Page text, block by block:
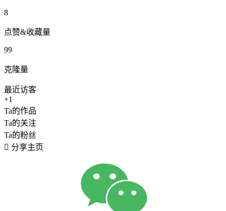
8
点赞&收藏量
99
克隆量
最近访客
+1
Ta的作品
Ta的关注
Ta的粉丝
 分享主页